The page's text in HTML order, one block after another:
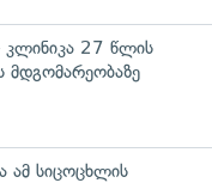
კლინიკა 27 წლის
მდგომარეობაზე
ამ სიცოცხლის